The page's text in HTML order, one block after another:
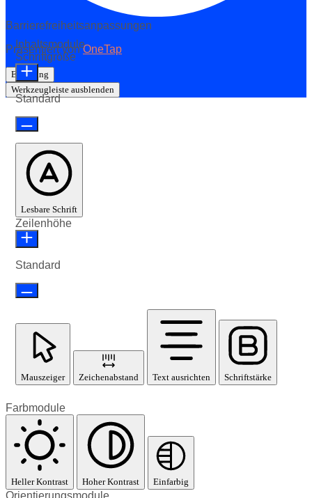
Barrierefreiheitsanpassungen
Präsentiert vonOneTap
Erklärung
Werkzeugleiste ausblenden
Inhaltsmodule
Schriftgröße
Standard
Lesbare Schrift
Zeilenhöhe
Standard
Mauszeiger Zeichenabstand Text ausrichten Schriftstärke
Farbmodule
Heller Kontrast Hoher Kontrast Einfarbig
Orientierungsmodule